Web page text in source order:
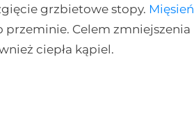
grzbietowe stopy. Mięsień
przeminie. Celem zmniejszenia
ciepła kąpiel.